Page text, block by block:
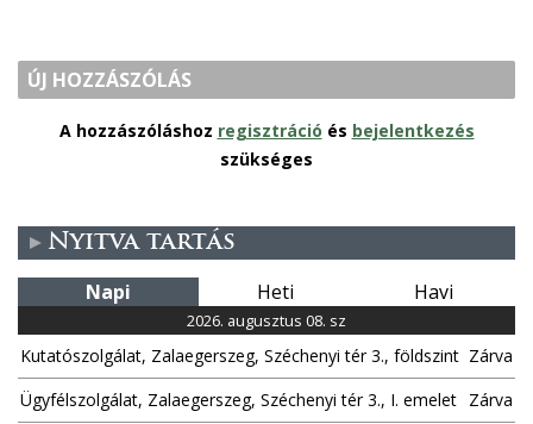
ÚJ HOZZÁSZÓLÁS
A hozzászóláshoz regisztráció és bejelentkezés
szükséges
Nyitva tartás
Napi Heti Havi
2026. augusztus 08. sz
Kutatószolgálat, Zalaegerszeg, Széchenyi tér 3., földszint Zárva
Ügyfélszolgálat, Zalaegerszeg, Széchenyi tér 3., I. emelet Zárva